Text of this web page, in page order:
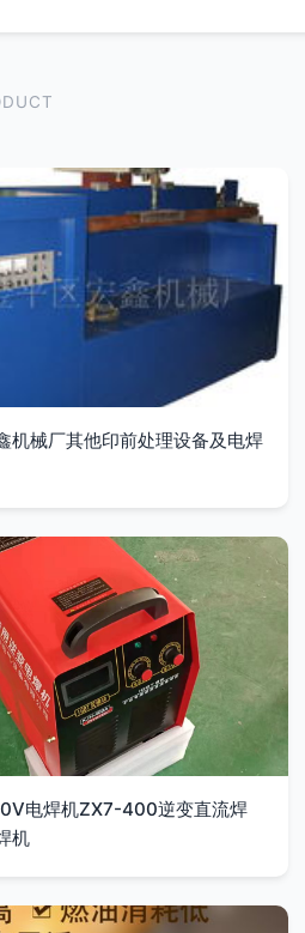
机械厂其他印前处理设备及电焊
电焊机ZX7-400逆变直流焊
机